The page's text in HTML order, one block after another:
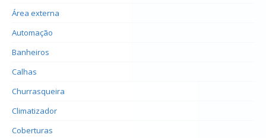
Área externa
Automação
Banheiros
Calhas
Churrasqueira
Climatizador
Coberturas